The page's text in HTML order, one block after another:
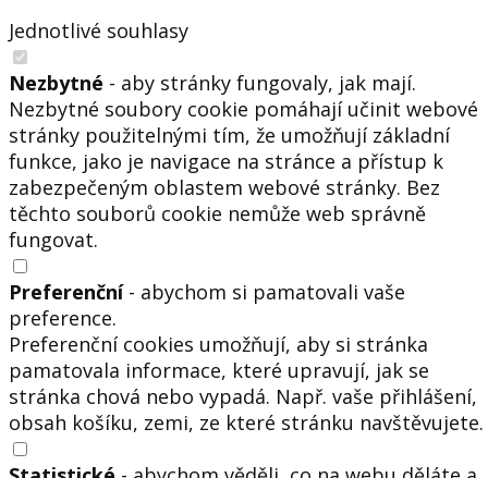
Jednotlivé souhlasy
Nezbytné - aby stránky fungovaly, jak mají.
Nezbytné soubory cookie pomáhají učinit webové
stránky použitelnými tím, že umožňují základní
funkce, jako je navigace na stránce a přístup k
zabezpečeným oblastem webové stránky. Bez
těchto souborů cookie nemůže web správně
fungovat.
Preferenční- abychom si pamatovali vaše
preference.
Preferenční cookies umožňují, aby si stránka
pamatovala informace, které upravují, jak se
stránka chová nebo vypadá. Např. vaše přihlášení,
obsah košíku, zemi, ze které stránku navštěvujete.